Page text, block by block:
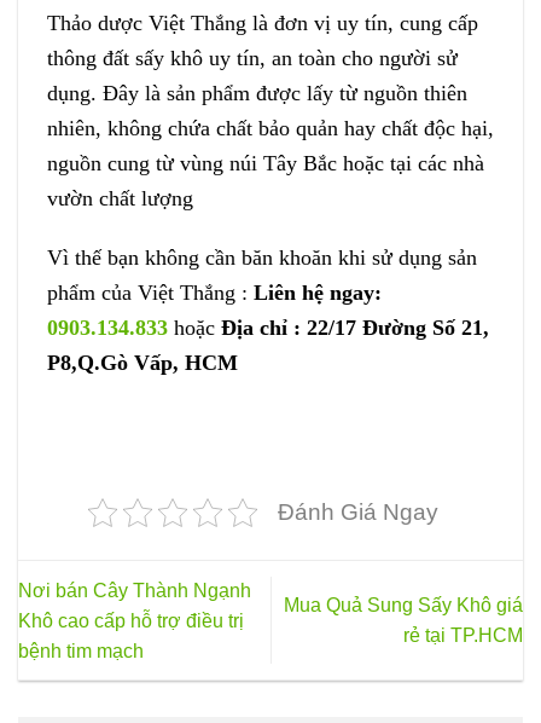
Thảo dược Việt Thắng là đơn vị uy tín, cung cấp
thông đất sấy khô uy tín, an toàn cho người sử
dụng. Đây là sản phẩm được lấy từ nguồn thiên
nhiên, không chứa chất bảo quản hay chất độc hại,
nguồn cung từ vùng núi Tây Bắc hoặc tại các nhà
vườn chất lượng
Vì thế bạn không cần băn khoăn khi sử dụng sản
phẩm của Việt Thắng : Liên hệ ngay:
0903.134.833 hoặc Địa chỉ : 22/17 Đường Số 21,
P8,Q.Gò Vấp, HCM
Đánh Giá Ngay
Nơi bán Cây Thành Ngạnh
Khô cao cấp hỗ trợ điều trị
bệnh tim mạch
Mua Quả Sung Sấy Khô giá
rẻ tại TP.HCM